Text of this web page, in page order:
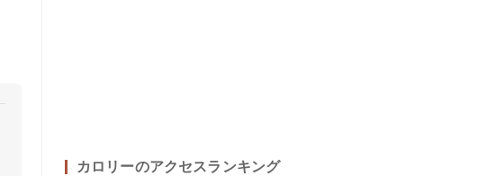
カロリーのアクセスランキング